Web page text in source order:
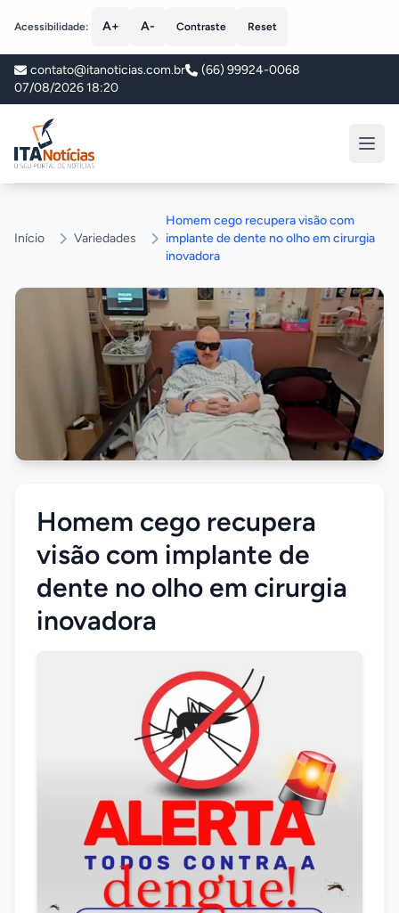
Acessibilidade: A+ A- Contraste Reset
contato@itanoticias.com.br
(66) 99924-0068
07/08/2026 18:20
ITA Notícias
Início Variedades
Homem cego recupera visão com
implante de dente no olho em cirurgia
inovadora
Homem cego recupera
visão com implante de
dente no olho em cirurgia
inovadora